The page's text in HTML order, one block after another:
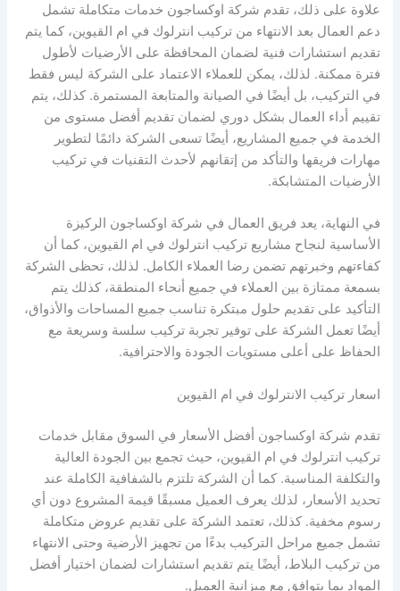
علاوة على ذلك، تقدم شركة اوكساجون خدمات متكاملة تشمل
دعم العمال بعد الانتهاء من تركيب انترلوك في ام القيوين، كما يتم
تقديم استشارات فنية لضمان المحافظة على الأرضيات لأطول
فترة ممكنة. لذلك، يمكن للعملاء الاعتماد على الشركة ليس فقط
في التركيب، بل أيضًا في الصيانة والمتابعة المستمرة. كذلك، يتم
تقييم أداء العمال بشكل دوري لضمان تقديم أفضل مستوى من
الخدمة في جميع المشاريع، أيضًا تسعى الشركة دائمًا لتطوير
مهارات فريقها والتأكد من إتقانهم لأحدث التقنيات في تركيب
الأرضيات المتشابكة.
في النهاية، يعد فريق العمال في شركة اوكساجون الركيزة
الأساسية لنجاح مشاريع تركيب انترلوك في ام القيوين، كما أن
كفاءتهم وخبرتهم تضمن رضا العملاء الكامل. لذلك، تحظى الشركة
بسمعة ممتازة بين العملاء في جميع أنحاء المنطقة، كذلك يتم
التأكيد على تقديم حلول مبتكرة تناسب جميع المساحات والأذواق،
أيضًا تعمل الشركة على توفير تجربة تركيب سلسة وسريعة مع
الحفاظ على أعلى مستويات الجودة والاحترافية.
اسعار تركيب الانترلوك في ام القيوين
تقدم شركة اوكساجون أفضل الأسعار في السوق مقابل خدمات
تركيب انترلوك في ام القيوين، حيث تجمع بين الجودة العالية
والتكلفة المناسبة. كما أن الشركة تلتزم بالشفافية الكاملة عند
تحديد الأسعار، لذلك يعرف العميل مسبقًا قيمة المشروع دون أي
رسوم مخفية. كذلك، تعتمد الشركة على تقديم عروض متكاملة
تشمل جميع مراحل التركيب بدءًا من تجهيز الأرضية وحتى الانتهاء
من تركيب البلاط، أيضًا يتم تقديم استشارات لضمان اختيار أفضل
المواد بما يتوافق مع ميزانية العميل.